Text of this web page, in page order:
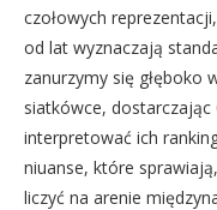
czołowych
od lat wyznaczają
zanurzymy się głęboko
siatkówce,
interpretować ich
niuanse, które
liczyć na arenie